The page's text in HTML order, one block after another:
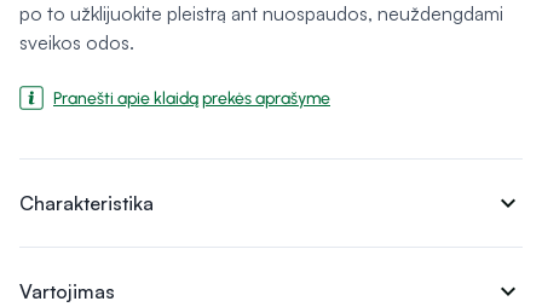
po to užklijuokite pleistrą ant nuospaudos, neuždengdami
sveikos odos.
Pranešti apie klaidą prekės aprašyme
Charakteristika expand_more
Vartojimas expand_more